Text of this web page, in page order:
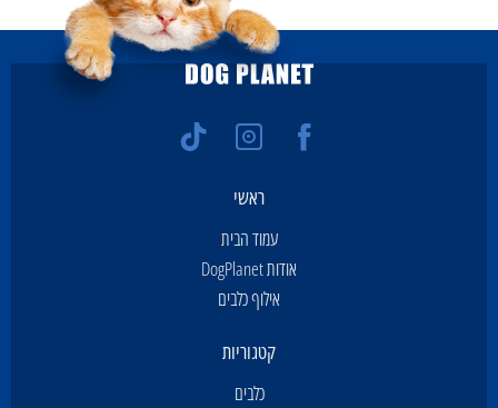
ראשי
עמוד הבית
אודות DogPlanet
אילוף כלבים
קטגוריות
כלבים